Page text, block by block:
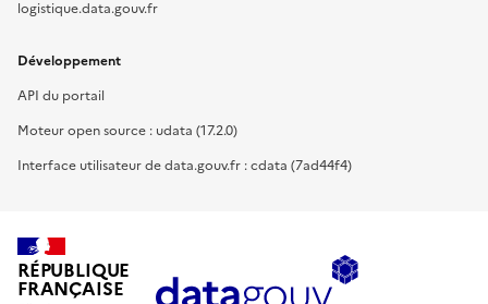
logistique.data.gouv.fr
Développement
API du portail
Moteur open source : udata (17.2.0)
Interface utilisateur de data.gouv.fr : cdata (7ad44f4)
RÉPUBLIQUE
FRANÇAISE